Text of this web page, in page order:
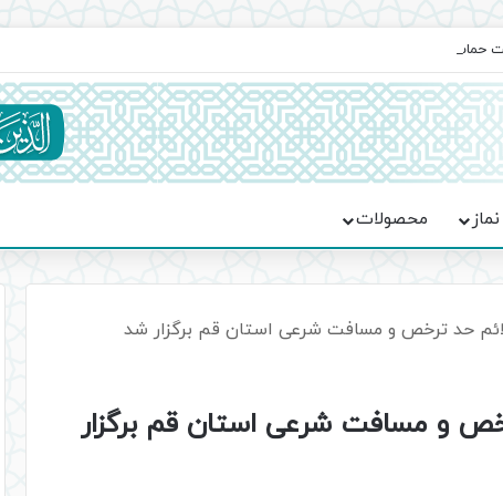
حماسه، استقامت و تمدن‌سازی امت اسلامی
محصولات
حد ترخص و مسافت شرعی استان قم برگزار شد
و مسافت شرعی استان قم برگزار